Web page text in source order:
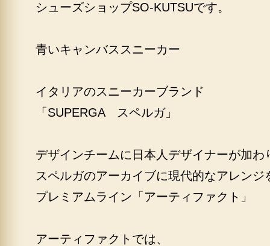
シューズショップSO-KUTSUです。
青いキャンバススニーカー
イタリアのスニーカーブランド
「SUPERGA スペルガ」
デザインチームに日本人デザイナーが加わ
スペルガのアーカイブに現代的なアレンジ
プレミアムライン「アーティファクト」
アーティファクトでは、